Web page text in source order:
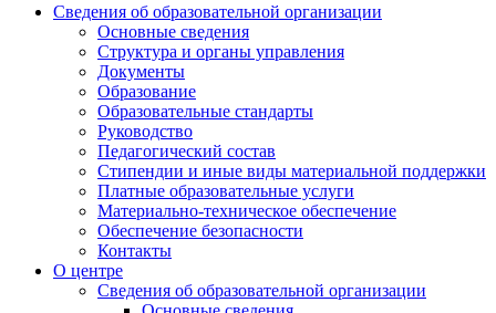
Сведения об образовательной организации
Основные сведения
Структура и органы управления
Документы
Образование
Образовательные стандарты
Руководство
Педагогический состав
Стипендии и иные виды материальной поддержки
Платные образовательные услуги
Материально-техническое обеспечение
Обеспечение безопасности
Контакты
О центре
Сведения об образовательной организации